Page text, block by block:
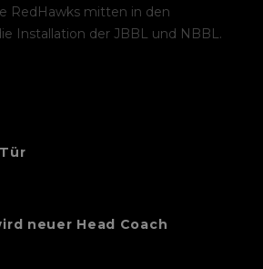
RedHawks mitten in den
Installation der JBBL und NBBL.
neuer Head Coach